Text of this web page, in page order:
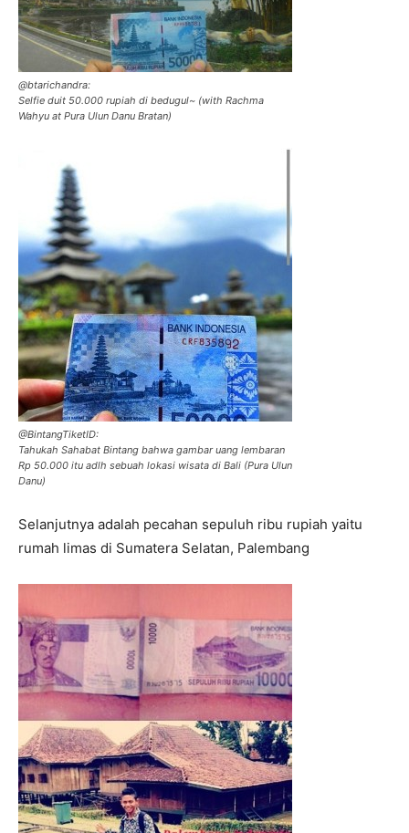
@btarichandra:
Selfie duit 50.000 rupiah di bedugul~ (with Rachma
Wahyu at Pura Ulun Danu Bratan)
@BintangTiketID:
Tahukah Sahabat Bintang bahwa gambar uang lembaran
Rp 50.000 itu adlh sebuah lokasi wisata di Bali (Pura Ulun
Danu)
Selanjutnya adalah pecahan sepuluh ribu rupiah yaitu
rumah limas di Sumatera Selatan, Palembang